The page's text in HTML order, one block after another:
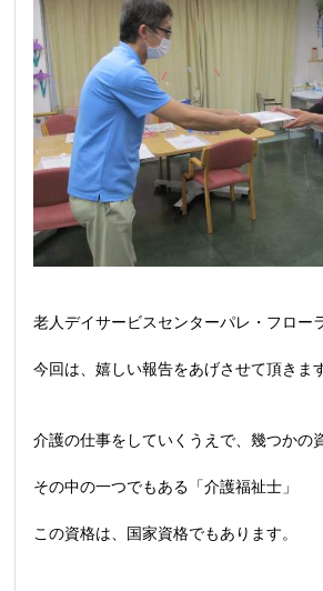
老人デイサービスセンターパレ・フロー
今回は、嬉しい報告をあげさせて頂きま
介護の仕事をしていくうえで、幾つかの
その中の一つでもある「介護福祉士」
この資格は、国家資格でもあります。